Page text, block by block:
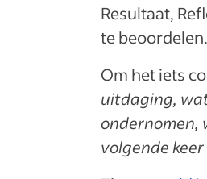
Resultaat,
te beoordelen.
Om het iets
uitdaging,
ondernomen,
volgende